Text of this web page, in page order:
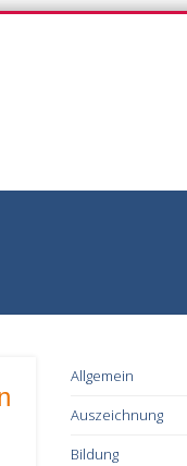
Allgemein
Auszeichnung
Bildung